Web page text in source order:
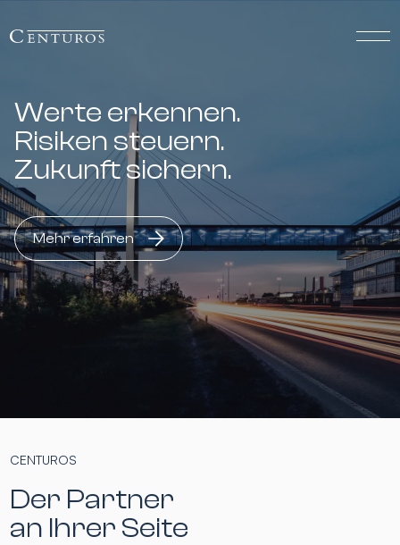
Werte erkennen.
Risiken steuern.
Zukunft sichern.
Mehr erfahren
CENTUROS
Der Partner
an Ihrer Seite